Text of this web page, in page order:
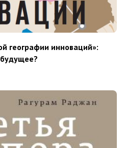
географии инноваций»: